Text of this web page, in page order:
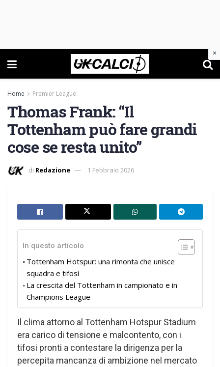
Home Premier League
Thomas Frank: “Il
Tottenham può fare grandi
cose se resta unito”
di Redazione 1 Febbraio 2026
In questo articolo
Tottenham Hotspur: una rimonta che unisce
squadra e tifosi
La crescita del Tottenham in campionato e in
Champions League
Il clima attorno al Tottenham Hotspur Stadium
era carico di tensione e malcontento, con i
tifosi pronti a contestare la dirigenza per la
percepita mancanza di ambizione nel mercato
×